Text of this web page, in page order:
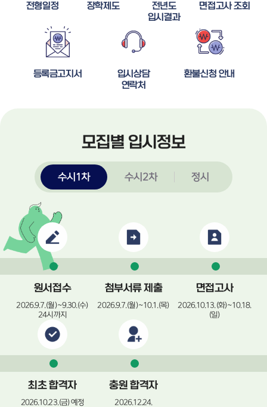
전형일정 장학제도
전년도
입시결과
면접고사 조회
등록금고지서
입시상담
연락처
환불신청 안내
모집별 입시정보
수시1차 수시2차 정시
원서접수
2026.9.7.(월)~9.30.(수)
24시까지
첨부서류 제출
2026.9.7.(월)~10.1.(목)
면접고사
2026.10.13.(화)~10.18.
(일)
최초 합격자
2026.10.23.(금) 예정
충원 합격자
2026.12.24.